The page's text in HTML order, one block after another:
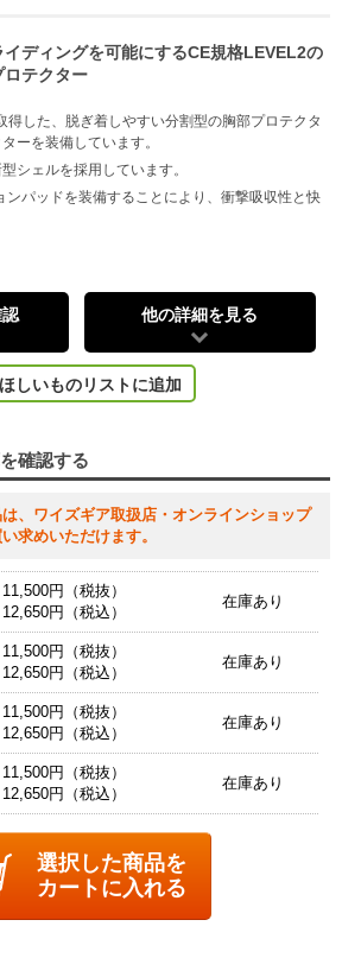
ディングを可能にするCE規格LEVEL2の
ロテクター
得した、脱ぎ着しやすい分割型の胸部プロテクタ
ーを装備しています。
シェルを採用しています。
ンパッドを装備することにより、衝撃吸収性と快
他の詳細を見る
ほしいものリストに追加
確認する
、ワイズギア取扱店・オンラインショップ
求めいただけます。
11,500円（税抜）
12,650円（税込）
在庫あり
11,500円（税抜）
12,650円（税込）
在庫あり
11,500円（税抜）
12,650円（税込）
在庫あり
11,500円（税抜）
12,650円（税込）
在庫あり
選択した商品を
カートに入れる